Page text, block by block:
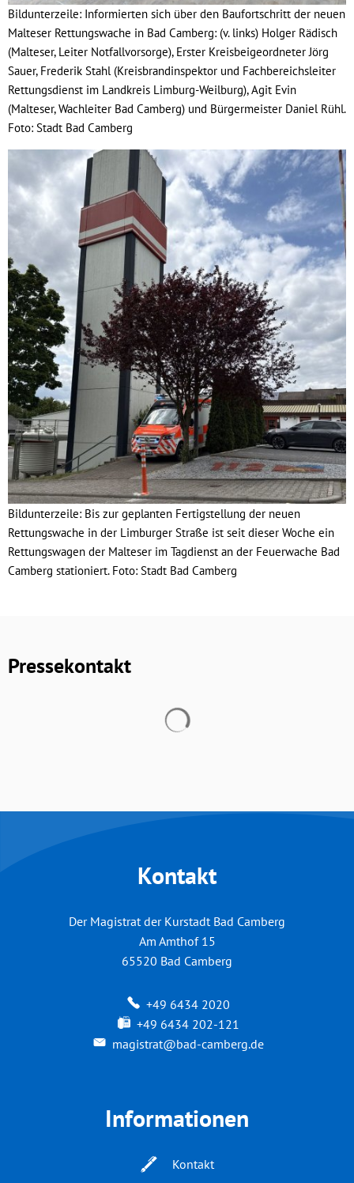
Bildunterzeile: Informierten sich über den Baufortschritt der neuen
Malteser Rettungswache in Bad Camberg: (v. links) Holger Rädisch
(Malteser, Leiter Notfallvorsorge), Erster Kreisbeigeordneter Jörg
Sauer, Frederik Stahl (Kreisbrandinspektor und Fachbereichsleiter
Rettungsdienst im Landkreis Limburg-Weilburg), Agit Evin
(Malteser, Wachleiter Bad Camberg) und Bürgermeister Daniel Rühl.
Foto: Stadt Bad Camberg
Bildunterzeile: Bis zur geplanten Fertigstellung der neuen
Rettungswache in der Limburger Straße ist seit dieser Woche ein
Rettungswagen der Malteser im Tagdienst an der Feuerwache Bad
Camberg stationiert. Foto: Stadt Bad Camberg
Pressekontakt
Kontakt
Der Magistrat der Kurstadt Bad Camberg
Am Amthof 15
65520 Bad Camberg
+49 6434 2020
+49 6434 202-121
magistrat@bad-camberg.de
Informationen
Kontakt